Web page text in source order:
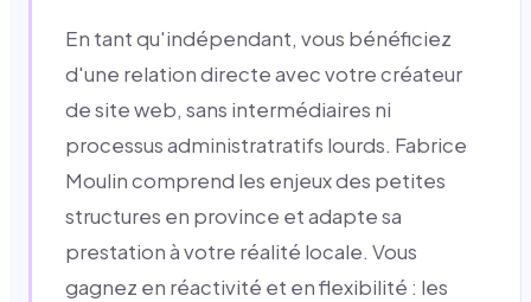
En tant qu'indépendant, vous bénéficiez
d'une relation directe avec votre créateur
de site web, sans intermédiaires ni
processus administratratifs lourds. Fabrice
Moulin comprend les enjeux des petites
structures en province et adapte sa
prestation à votre réalité locale. Vous
gagnez en réactivité et en flexibilité : les